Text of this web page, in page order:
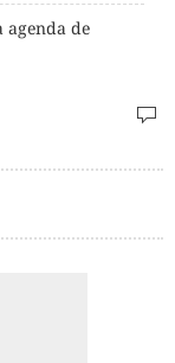
agenda de